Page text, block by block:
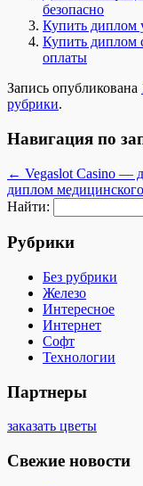
безопасно
Купить диплом
Купить диплом
оплаты
Запись опубликована
рубрики.
Навигация по
← Vegaslot Casino —
диплом
Найти:
Рубрики
Без рубрики
Железо
Интересное
Интернет
Софт
Технологии
Партнеры
заказать цветы
Свежие новости